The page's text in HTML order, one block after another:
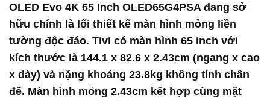
OLED Evo 4K 65 Inch OLED65G4PSA đang sở
hữu chính là lối thiết kế màn hình mỏng liền
tường độc đáo. Tivi có màn hình 65 inch với
kích thước là 144.1 x 82.6 x 2.43cm (ngang x cao
x dày) và nặng khoảng 23.8kg không tính chân
đế. Màn hình mỏng 2.43cm kết hợp cùng mặt